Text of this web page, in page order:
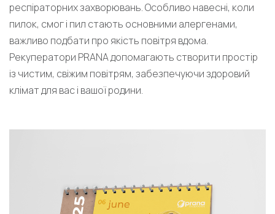
респіраторних захворювань. Особливо навесні, коли
пилок, смог і пил стають основними алергенами,
важливо подбати про якість повітря вдома.
Рекуператори PRANA допомагають створити простір
із чистим, свіжим повітрям, забезпечуючи здоровий
клімат для вас і вашої родини.